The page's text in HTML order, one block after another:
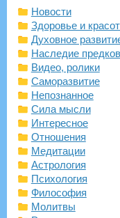
Новости
Здоровье и
Духовное
Наследие предков
Видео, ролики
Саморазвитие
Непознанное
Сила мысли
Интересное
Отношения
Медитации
Астрология
Психология
Философия
Молитвы